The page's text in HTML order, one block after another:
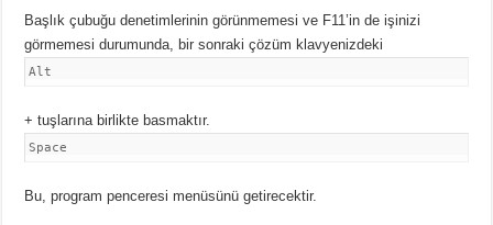
Başlık çubuğu denetimlerinin görünmemesi ve F11’in de işinizi
görmemesi durumunda, bir sonraki çözümklavyenizdeki
Alt
+ tuşlarına birlikte basmaktır.
Space
Bu, program penceresi menüsünü getirecektir.